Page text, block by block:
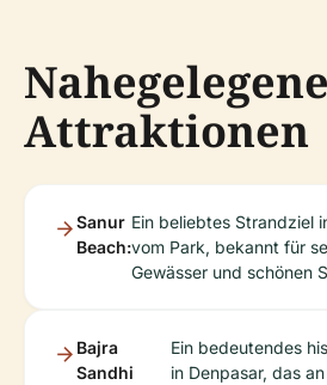
Nahegelegene
Attraktionen
Sanur
Beach:
Ein beliebtes Strandziel
vom Park, bekannt für
Gewässer und schönen
Bajra
Sandhi
Ein bedeutendes
in Denpasar, das